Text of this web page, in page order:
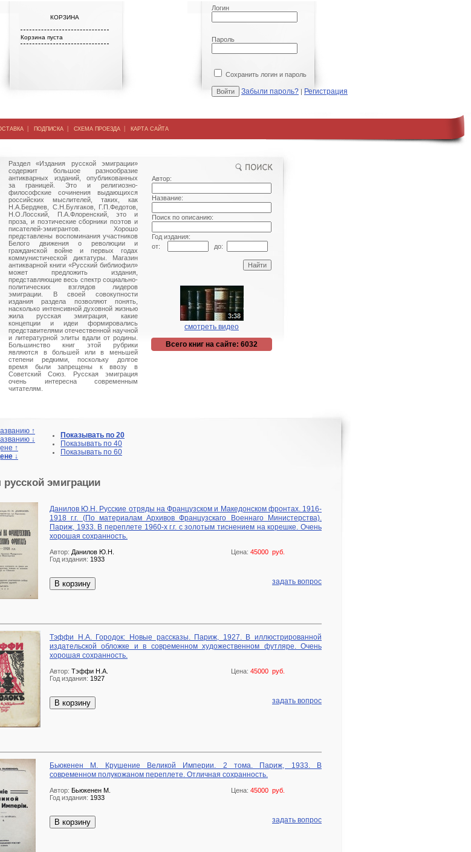
КОРЗИНА
Корзина пуста
Логин
Пароль
Сохранить логин и пароль
Забыли пароль? | Регистрация
| ПОДПИСКА | СХЕМА ПРОЕЗДА | КАРТА САЙТА
Раздел «Издания русской эмиграции»
содержит большое разнообразие
антикварных изданий, опубликованных
за границей. Это и религиозно-
философские сочинения выдающихся
российских мыслителей, таких, как
Н.А.Бердяев, С.Н.Булгаков, Г.П.Федотов,
Н.О.Лосский, П.А.Флоренский, это и
проза, и поэтические сборники поэтов и
писателей-эмигрантов. Хорошо
представлены воспоминания участников
Белого движения о революции и
гражданской войне и первых годах
коммунистической диктатуры. Магазин
антикварной книги «Русский библиофил»
может предложить издания,
представляющие весь спектр социально-
политических взглядов лидеров
эмиграции. В своей совокупности
издания раздела позволяют понять,
насколько интенсивной духовной жизнью
жила русская эмиграция, какие
концепции и идеи формировались
представителями отечественной научной
и литературной элиты вдали от родины.
Большинство книг этой рубрики
являются в большей или в меньшей
степени редкими, поскольку долгое
время были запрещены к ввозу в
Советский Союз. Русская эмиграция
очень интересна современным
читателям.
Автор:
Название:
Поиск по описанию:
Год издания:
от:
до:
смотреть видео
Всего книг на сайте: 6032
↑
↓
↑
↓
Показывать по 20
Показывать по 40
Показывать по 60
русской эмиграции
Данилов Ю.Н. Русские отряды на Французском и Македонском фронтах. 1916-
1918 г.г. (По материалам Архивов Французскаго Военнаго Министерства).
Париж, 1933. В переплете 1960-х г.г. с золотым тиснением на корешке. Очень
хорошая сохранность.
Цена: 45000 руб.
Автор: Данилов Ю.Н.
Год издания: 1933
В корзину задать вопрос
Тэффи Н.А. Городок: Новые рассказы. Париж, 1927. В иллюстрированной
издательской обложке и в современном художественном футляре. Очень
хорошая сохранность.
Цена: 45000 руб.
Автор: Тэффи Н.А.
Год издания: 1927
В корзину задать вопрос
Бьюкенен М. Крушение Великой Империи. 2 тома. Париж, 1933. В
современном полукожаном переплете. Отличная сохранность.
Цена: 45000 руб.
Автор: Бьюкенен М.
Год издания: 1933
В корзину задать вопрос